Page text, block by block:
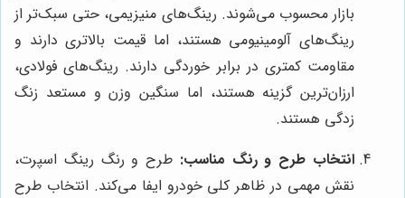
بازار محسوب می‌شوند. رینگ‌های منیزیمی، حتی سبک‌تر از
رینگ‌های آلومینیومی هستند، اما قیمت بالاتری دارند و
مقاومت کمتری در برابر خوردگی دارند. رینگ‌های فولادی،
ارزان‌ترین گزینه هستند، اما سنگین وزن و مستعد زنگ
زدگی هستند.
انتخاب طرح و رنگ مناسب: طرح و رنگ رینگ اسپرت،
نقش مهمی در ظاهر کلی خودرو ایفا می‌کند. انتخاب طرح